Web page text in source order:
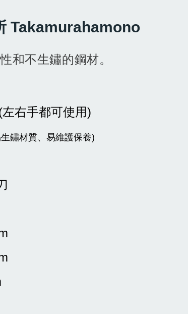
NT$ 999
NT$ 9,999
加入購物車
Takamurahamono
和不生鏽的鋼材。
右手都可使用)
鏽材質、易維護保養)